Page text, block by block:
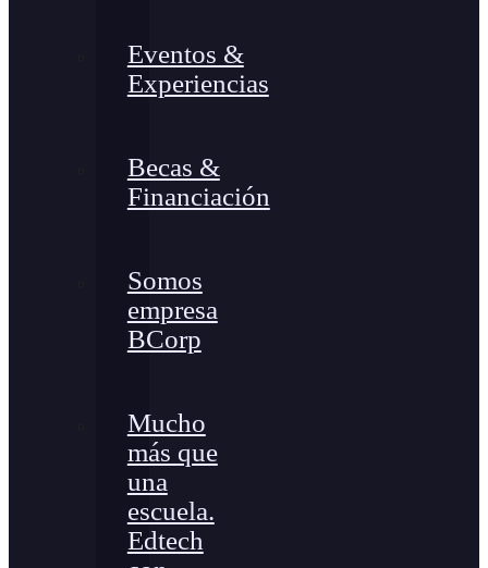
Eventos &
Experiencias
Becas &
Financiación
Somos
empresa
BCorp
Mucho
más que
una
escuela.
Edtech